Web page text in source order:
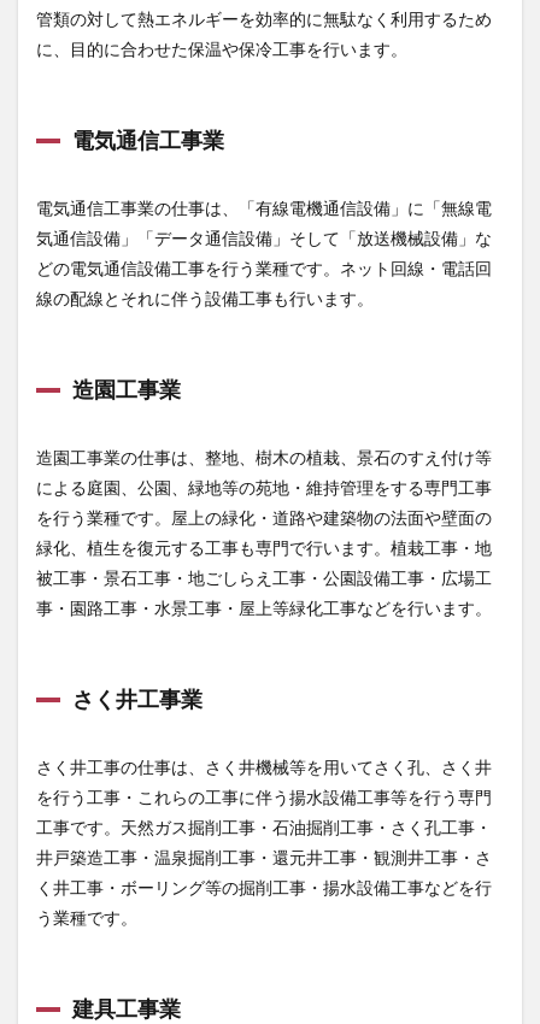
管類の対して熱エネルギーを効率的に無駄なく利用するため
に、目的に合わせた保温や保冷工事を行います。
電気通信工事業
電気通信工事業の仕事は、「有線電機通信設備」に「無線電
気通信設備」「データ通信設備」そして「放送機械設備」な
どの電気通信設備工事を行う業種です。ネット回線・電話回
線の配線とそれに伴う設備工事も行います。
造園工事業
造園工事業の仕事は、整地、樹木の植栽、景石のすえ付け等
による庭園、公園、緑地等の苑地・維持管理をする専門工事
を行う業種です。屋上の緑化・道路や建築物の法面や壁面の
緑化、植生を復元する工事も専門で行います。植栽工事・地
被工事・景石工事・地ごしらえ工事・公園設備工事・広場工
事・園路工事・水景工事・屋上等緑化工事などを行います。
さく井工事業
さく井工事の仕事は、さく井機械等を用いてさく孔、さく井
を行う工事・これらの工事に伴う揚水設備工事等を行う専門
工事です。天然ガス掘削工事・石油掘削工事・さく孔工事・
井戸築造工事・温泉掘削工事・還元井工事・観測井工事・さ
く井工事・ボーリング等の掘削工事・揚水設備工事などを行
う業種です。
建具工事業